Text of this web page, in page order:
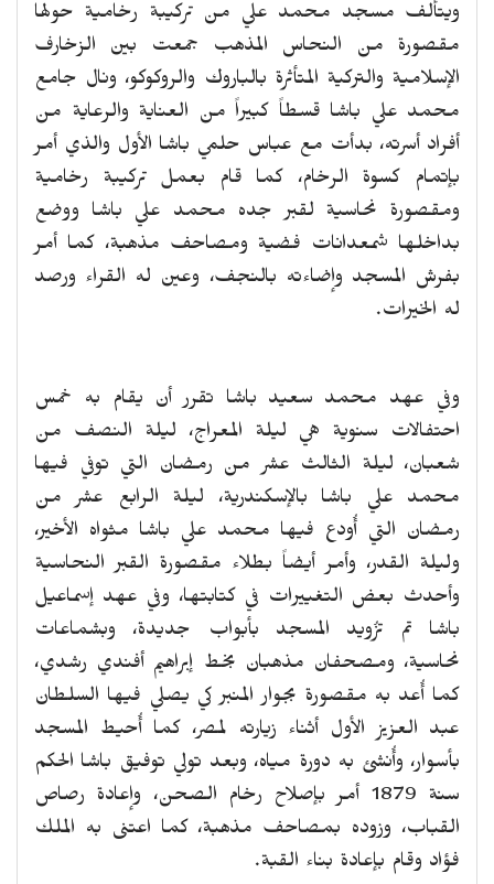
ويتألف مسجد محمد علي من تركيبة رخامية حولها
مقصورة من النحاس المذهب جمعت بين الزخارف
الإسلامية والتركية المتأثرة بالباروك والروكوكو، ونال جامع
محمد علي باشا قسطاً كبيراً من العناية والرعاية من
أفراد أسرته، بدأت مع عباس حلمي باشا الأول والذي أمر
بإتمام كسوة الرخام، كما قام بعمل تركيبة رخامية
ومقصورة نحاسية لقبر جده محمد علي باشا ووضع
بداخلها شمعدانات فضية ومصاحف مذهبة، كما أمر
بفرش المسجد وإضاءته بالنجف، وعين له القراء ورصد
له الخيرات.
وفي عهد محمد سعيد باشا تقرر أن يقام به خمس
احتفالات سنوية هي ليلة المعراج، ليلة النصف من
شعبان، ليلة الثالث عشر من رمضان التي توفي فيها
محمد علي باشا بالإسكندرية، ليلة الرابع عشر من
رمضان التي أُودع فيها محمد علي باشا مثواه الأخير،
وليلة القدر، وأمر أيضاً بطلاء مقصورة القبر النحاسية
وأحدث بعض التغييرات في كتابتها، وفي عهد إسماعيل
باشا تم تزُويد المسجد بأبواب جديدة، وبشماعات
نحاسية، ومصحفان مذهبان بخط إبراهيم أفندي رشدي،
كما أُعد به مقصورة بجوار المنبر كي يصلي فيها السلطان
عبد العزيز الأول أثناء زيارته لمصر، كما أُحيط المسجد
بأسوار، وأُنشئ به دورة مياه، وبعد تولي توفيق باشا الحكم
سنة 1879 أمر بإصلاح رخام الصحن، وإعادة رصاص
القباب، وزوده بمصاحف مذهبة، كما اعتنى به الملك
فؤاد وقام بإعادة بناء القبة.